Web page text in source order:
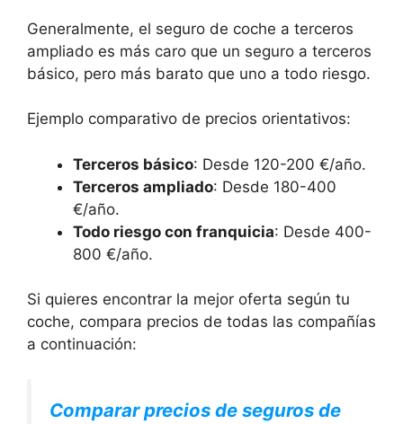
Generalmente, el seguro de coche a terceros
ampliado es más caro que un seguro a terceros
básico, pero más barato que uno a todo riesgo.
Ejemplo comparativo de precios orientativos:
Terceros básico: Desde 120-200 €/año.
Terceros ampliado: Desde 180-400
€/año.
Todo riesgo con franquicia: Desde 400-
800 €/año.
Si quieres encontrar la mejor oferta según tu
coche, compara precios de todas las compañías
a continuación:
Comparar precios de seguros de